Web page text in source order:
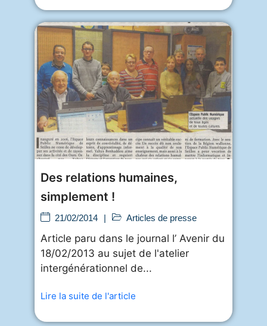
Des relations humaines,
simplement !
21/02/2014 | Articles de presse
Article paru dans le journal l’ Avenir du
18/02/2013 au sujet de l'atelier
intergénérationnel de...
Lire la suite de l'article